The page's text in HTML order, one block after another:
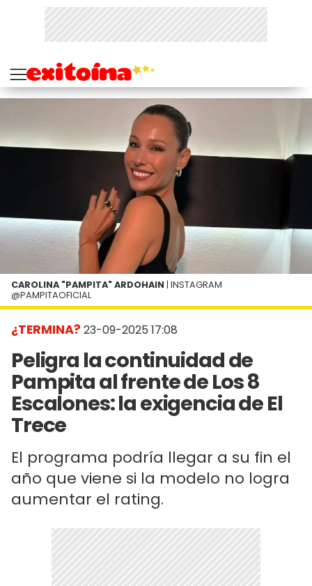
¿TERMINA? 23-09-2025 17:08
Peligra la continuidad de
Pampita al frente de Los 8
Escalones: la exigencia de El
Trece
El programa podría llegar a su fin el
año que viene si la modelo no logra
aumentar el rating.
CAROLINA "PAMPITA" ARDOHAIN | INSTAGRAM
@PAMPITAOFICIAL